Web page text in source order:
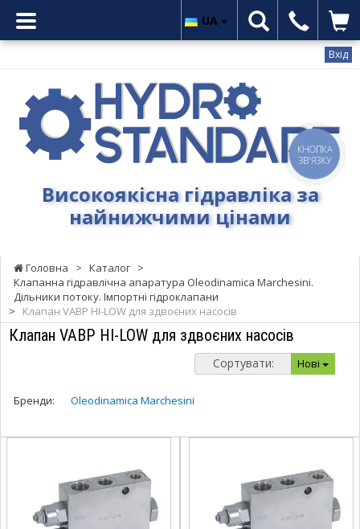
Вхід
Гідростандарт
Високоякісна
гідравліка
цінамиВисокоякісна гідравліка за
найнижчими цінами
UA
Головна > Каталог >
Клапанна гідравлічна апаратура Oleodinamica Marchesini.
Дільники потоку. Імпортні гідроклапани
>
Клапан VABP HI-LOW для здвоєних насосів
Клапан VABP HI-LOW для здвоєних насосів
Сортувати: Нові
Бренди: Oleodinamica Marchesini
КНОПКА
ЗВ'ЯЗКУ